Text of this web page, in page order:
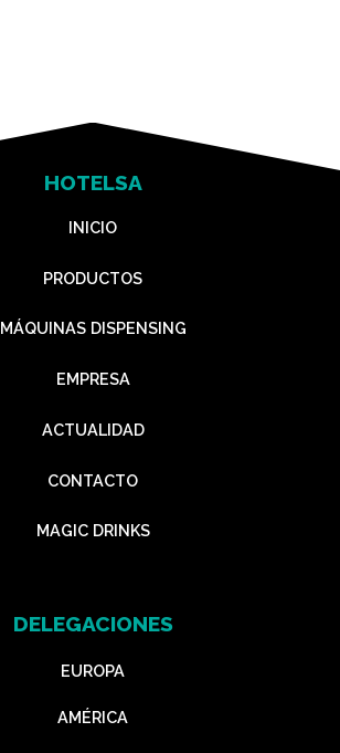
HOTELSA
INICIO
PRODUCTOS
MÁQUINAS DISPENSING
EMPRESA
ACTUALIDAD
CONTACTO
MAGIC DRINKS
DELEGACIONES
EUROPA
AMÉRICA